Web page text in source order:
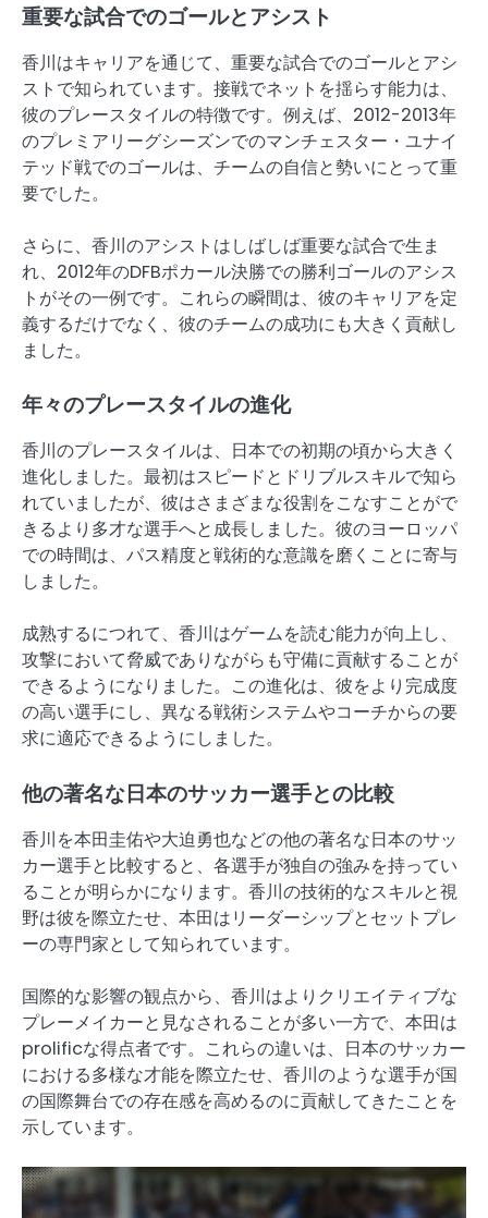
重要な試合でのゴールとアシスト
香川はキャリアを通じて、重要な試合でのゴールとアシ
ストで知られています。接戦でネットを揺らす能力は、
彼のプレースタイルの特徴です。例えば、2012-2013年
のプレミアリーグシーズンでのマンチェスター・ユナイ
テッド戦でのゴールは、チームの自信と勢いにとって重
要でした。
さらに、香川のアシストはしばしば重要な試合で生ま
れ、2012年のDFBポカール決勝での勝利ゴールのアシス
トがその一例です。これらの瞬間は、彼のキャリアを定
義するだけでなく、彼のチームの成功にも大きく貢献し
ました。
年々のプレースタイルの進化
香川のプレースタイルは、日本での初期の頃から大きく
進化しました。最初はスピードとドリブルスキルで知ら
れていましたが、彼はさまざまな役割をこなすことがで
きるより多才な選手へと成長しました。彼のヨーロッパ
での時間は、パス精度と戦術的な意識を磨くことに寄与
しました。
成熟するにつれて、香川はゲームを読む能力が向上し、
攻撃において脅威でありながらも守備に貢献することが
できるようになりました。この進化は、彼をより完成度
の高い選手にし、異なる戦術システムやコーチからの要
求に適応できるようにしました。
他の著名な日本のサッカー選手との比較
香川を本田圭佑や大迫勇也などの他の著名な日本のサッ
カー選手と比較すると、各選手が独自の強みを持ってい
ることが明らかになります。香川の技術的なスキルと視
野は彼を際立たせ、本田はリーダーシップとセットプレ
ーの専門家として知られています。
国際的な影響の観点から、香川はよりクリエイティブな
プレーメイカーと見なされることが多い一方で、本田は
prolificな得点者です。これらの違いは、日本のサッカー
における多様な才能を際立たせ、香川のような選手が国
の国際舞台での存在感を高めるのに貢献してきたことを
示しています。